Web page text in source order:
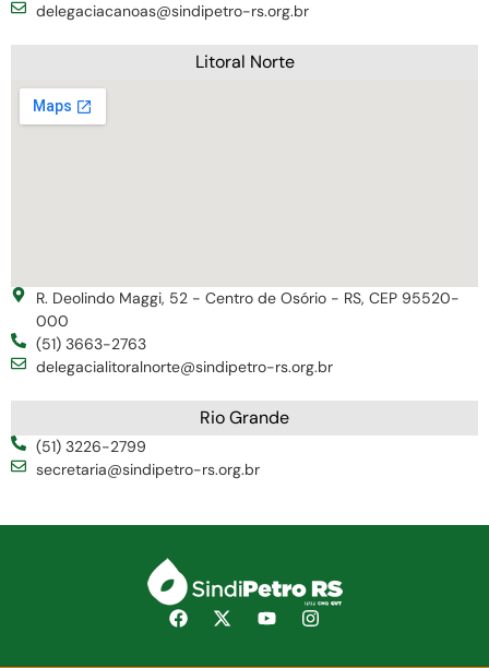
delegaciacanoas@sindipetro-rs.org.br
Litoral Norte
R. Deolindo Maggi, 52 - Centro de Osório - RS, CEP 95520-
000
(51) 3663-2763
delegacialitoralnorte@sindipetro-rs.org.br
Rio Grande
(51) 3226-2799
secretaria@sindipetro-rs.org.br